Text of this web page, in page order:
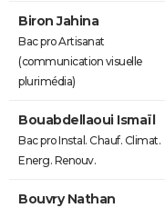
Biron Jahina
Bac pro Artisanat
(communication visuelle
plurimédia)
Bouabdellaoui Ismaïl
Bac pro Instal. Chauf. Climat.
Energ. Renouv.
Bouvry Nathan